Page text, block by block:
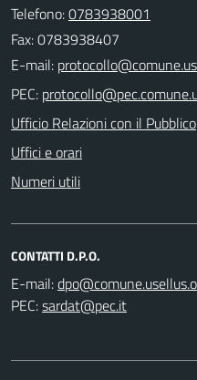
Telefono:0783938001
Fax: 0783938407
E-mail:
PEC:
Ufficio Relazioni con il Pubblico
Uffici e orari
Numeri utili
CONTATTI D.P.O.
E-mail:
PEC: